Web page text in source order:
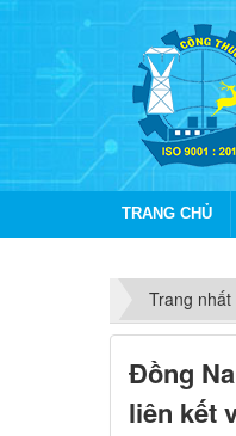
TRANG CHỦ
Trang nhất
Đồng
liên kết